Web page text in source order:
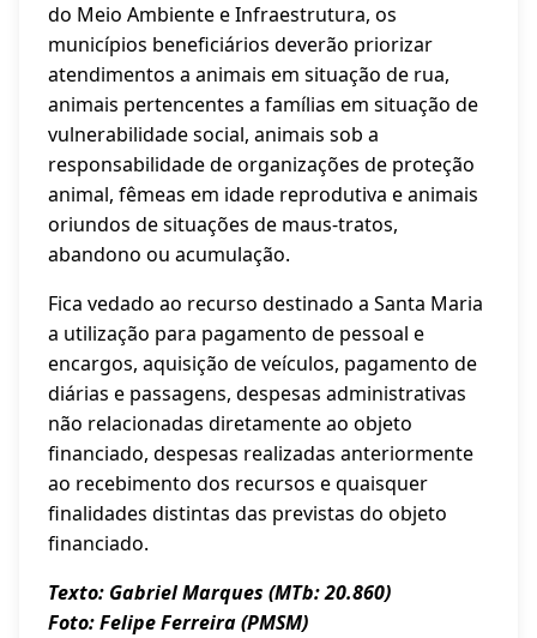
do Meio Ambiente e Infraestrutura, os
municípios beneficiários deverão priorizar
atendimentos a animais em situação de rua,
animais pertencentes a famílias em situação de
vulnerabilidade social, animais sob a
responsabilidade de organizações de proteção
animal, fêmeas em idade reprodutiva e animais
oriundos de situações de maus-tratos,
abandono ou acumulação.
Fica vedado ao recurso destinado a Santa Maria
a utilização para pagamento de pessoal e
encargos, aquisição de veículos, pagamento de
diárias e passagens, despesas administrativas
não relacionadas diretamente ao objeto
financiado, despesas realizadas anteriormente
ao recebimento dos recursos e quaisquer
finalidades distintas das previstas do objeto
financiado.
Texto: Gabriel Marques (MTb: 20.860)
Foto: Felipe Ferreira (PMSM)